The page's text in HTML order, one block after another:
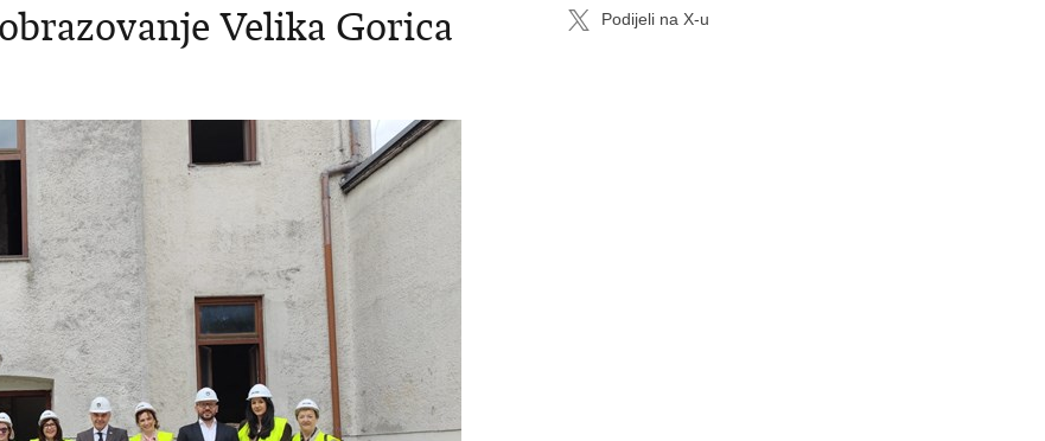
Velika Gorica
Podijeli na X-u